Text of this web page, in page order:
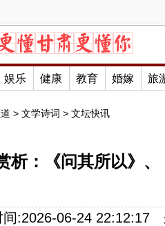
娱乐 健康 教育 婚嫁 旅
> 文学诗词 > 文坛快讯
析：《问其所以》
间:2026-06-24 22:12:17